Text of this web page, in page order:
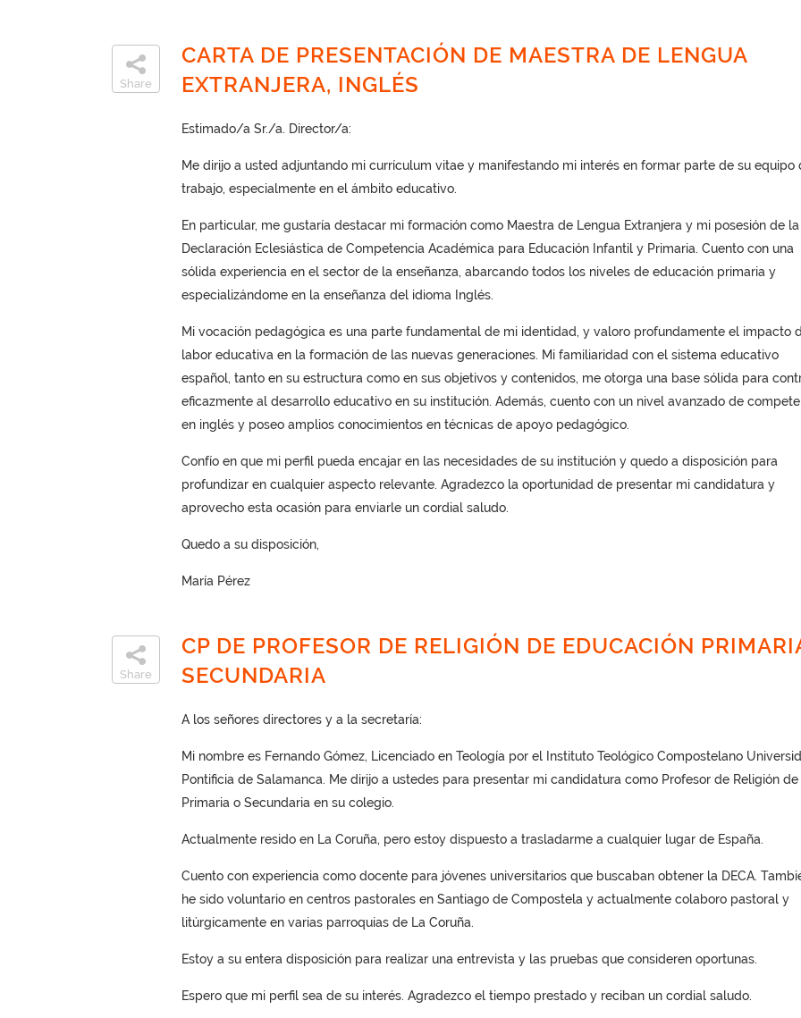
Share
CARTA DE PRESENTACIÓN DE MAESTRA DE LENGUA
EXTRANJERA, INGLÉS
Estimado/a Sr./a. Director/a:
Me dirijo a usted adjuntando mi currículum vitae y manifestando mi interés en formar parte de su equipo
trabajo, especialmente en el ámbito educativo.
En particular, me gustaría destacar mi formación como Maestra de Lengua Extranjera y mi posesión de la
Declaración Eclesiástica de Competencia Académica para Educación Infantil y Primaria. Cuento con una
sólida experiencia en el sector de la enseñanza, abarcando todos los niveles de educación primaria y
especializándome en la enseñanza del idioma Inglés.
Mi vocación pedagógica es una parte fundamental de mi identidad, y valoro profundamente el impacto
labor educativa en la formación de las nuevas generaciones. Mi familiaridad con el sistema educativo
español, tanto en su estructura como en sus objetivos y contenidos, me otorga una base sólida para
eficazmente al desarrollo educativo en su institución. Además, cuento con un nivel avanzado de
en inglés y poseo amplios conocimientos en técnicas de apoyo pedagógico.
Confío en que mi perfil pueda encajar en las necesidades de su institución y quedo a disposición para
profundizar en cualquier aspecto relevante. Agradezco la oportunidad de presentar mi candidatura y
aprovecho esta ocasión para enviarle un cordial saludo.
Quedo a su disposición,
María Pérez
Share
CP DE PROFESOR DE RELIGIÓN DE EDUCACIÓN
SECUNDARIA
A los señores directores y a la secretaría:
Mi nombre es Fernando Gómez, Licenciado en Teología por el Instituto Teológico Compostelano
Pontificia de Salamanca. Me dirijo a ustedes para presentar mi candidatura como Profesor de Religión de
Primaria o Secundaria en su colegio.
Actualmente resido en La Coruña, pero estoy dispuesto a trasladarme a cualquier lugar de España.
Cuento con experiencia como docente para jóvenes universitarios que buscaban obtener la DECA.
he sido voluntario en centros pastorales en Santiago de Compostela y actualmente colaboro pastoral y
litúrgicamente en varias parroquias de La Coruña.
Estoy a su entera disposición para realizar una entrevista y las pruebas que consideren oportunas.
Espero que mi perfil sea de su interés. Agradezco el tiempo prestado y reciban un cordial saludo.